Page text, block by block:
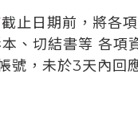
截止日期前，將各
、切結書等 各項
，未於3天內回